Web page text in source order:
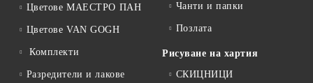
Цветове МАЕСТРО ПАН
Цветове VAN GOGH
Комплекти
Разредители и лакове
Чанти и папки
Позлата
Рисуване на хартия
СКИЦНИЦИ